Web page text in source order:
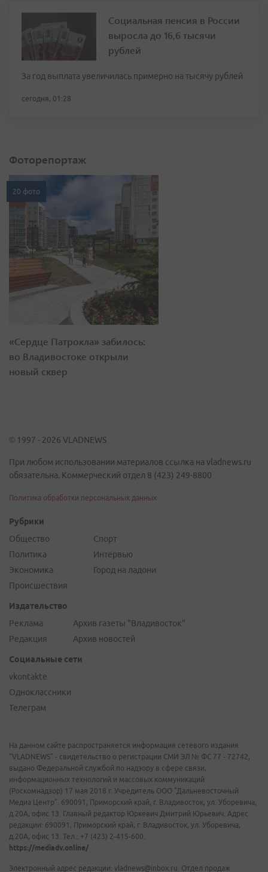
Социальная пенсия в России
выросла до 16,6 тысячи
рублей
За год выплата увеличилась примерно на тысячу рублей
сегодня, 01:28
Фоторепортаж
20 фото
«Сердце Патрокла» забилось:
во Владивостоке открыли
новый сквер
© 1997 - 2026 VLADNEWS
При любом использовании материалов ссылка на vladnews.ru
обязательна. Коммерческий отдел 8 (423) 249-8800
Политика обработки персональных данных
Рубрики
Общество
Политика
Экономика
Происшествия
Спорт
Интервью
Город на ладони
Издательство
Реклама
Редакция
Архив газеты "Владивосток"
Архив новостей
Социальные сети
vkontakte
Одноклассники
Телеграм
На данном сайте распространяется информация сетевого издания
"VLADNEWS" - свидетельство о регистрации СМИ ЭЛ № ФС 77 - 72742,
выдано Федеральной службой по надзору в сфере связи,
информационных технологий и массовых коммуникаций
(Роскомнадзор) 17 мая 2018 г. Учредитель ООО "Дальневосточный
Медиа Центр". 690091, Приморский край, г. Владивосток, ул. Уборевича,
д.20А, офис 13. Главный редактор Юркевич Дмитрий Юрьевич. Адрес
редакции: 690091, Приморский край, г. Владивосток, ул. Уборевича,
д.20А, офис 13. Тел.: +7 (423) 2-415-600.
https://mediadv.online/
Электронный адрес редакции: vladnews@inbox.ru. Отдел продаж